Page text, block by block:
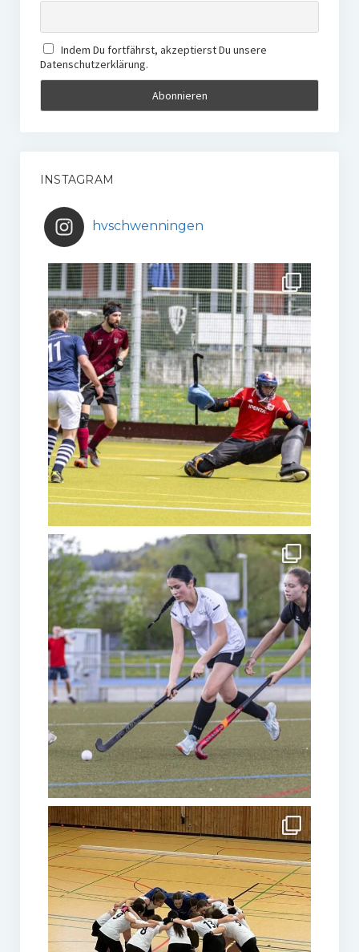
Indem Du fortfährst, akzeptierst Du unsere
Datenschutzerklärung.
INSTAGRAM
hvschwenningen